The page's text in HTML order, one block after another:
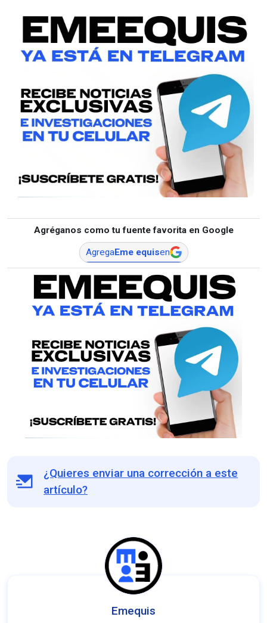
Agréganos como tu fuente favorita en Google
AgregaEme equisen
¿Quieres enviar una corrección a este
artículo?
Emequis